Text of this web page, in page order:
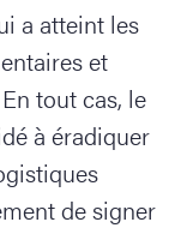
a atteint les
et
tout cas, le
à éradiquer
de signer